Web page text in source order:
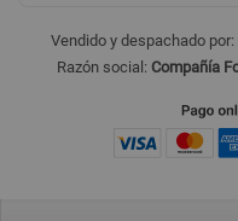
Vendido y despachado por:
Razón social: Compañía